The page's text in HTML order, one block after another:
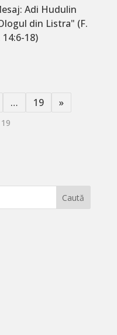
Adi Hudulin
din Listra" (F.
14:6-18)
… 19 »